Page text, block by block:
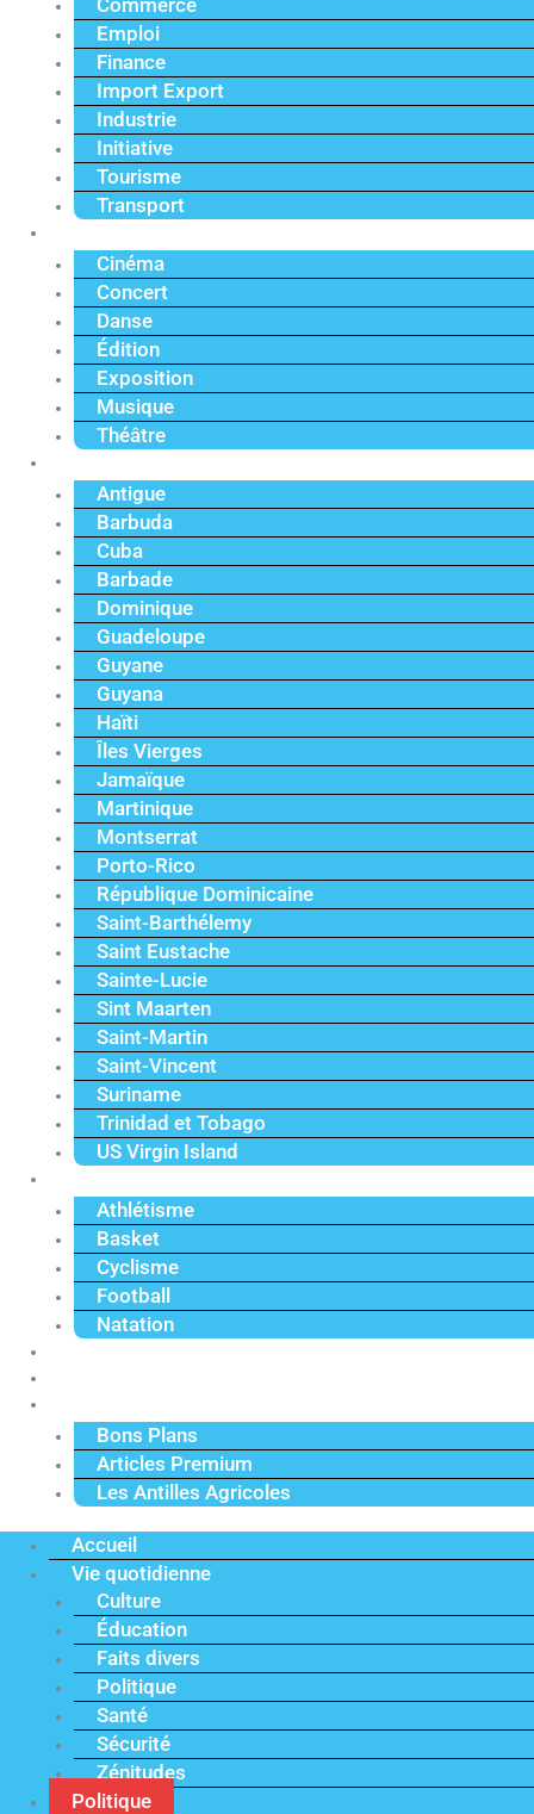
Commerce
Emploi
Finance
Import Export
Industrie
Initiative
Tourisme
Transport
Cinéma
Concert
Danse
Édition
Exposition
Musique
Théâtre
Antigue
Barbuda
Cuba
Barbade
Dominique
Guadeloupe
Guyane
Guyana
Haïti
Îles Vierges
Jamaïque
Martinique
Montserrat
Porto-Rico
République Dominicaine
Saint-Barthélemy
Saint Eustache
Sainte-Lucie
Sint Maarten
Saint-Martin
Saint-Vincent
Suriname
Trinidad et Tobago
US Virgin Island
Athlétisme
Basket
Cyclisme
Football
Natation
Bons Plans
Articles Premium
Les Antilles Agricoles
Accueil
Vie quotidienne
Culture
Éducation
Faits divers
Politique
Santé
Sécurité
Zénitudes
Politique